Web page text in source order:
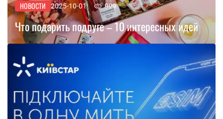
НОВОСТИ 2025-10-01 999
Что подарить подруге – 10 интересных идей